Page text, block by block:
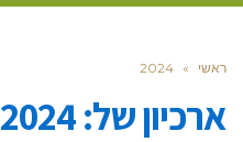
ראשי »
2024
ארכיון של:2024